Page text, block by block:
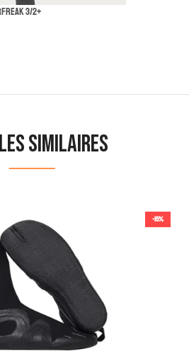
3/2+
similaires
-15%